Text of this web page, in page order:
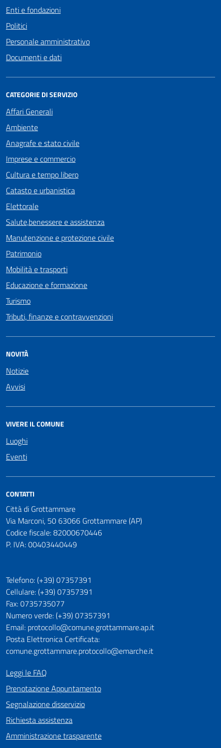
Enti e fondazioni
Politici
Personale amministrativo
Documenti e dati
CATEGORIE DI SERVIZIO
Affari Generali
Ambiente
Anagrafe e stato civile
Imprese e commercio
Cultura e tempo libero
Catasto e urbanistica
Elettorale
Salute,benessere e assistenza
Manutenzione e protezione civile
Patrimonio
Mobilità e trasporti
Educazione e formazione
Turismo
Tributi, finanze e contravvenzioni
NOVITÀ
Notizie
Avvisi
VIVERE IL COMUNE
Luoghi
Eventi
CONTATTI
Città di Grottammare
Via Marconi, 50 63066 Grottammare (AP)
Codice fiscale: 82000670446
P. IVA: 00403440449
Telefono: (+39) 07357391
Cellulare: (+39) 07357391
Fax: 0735735077
Numero verde: (+39) 07357391
Email: protocollo@comune.grottammare.ap.it
Posta Elettronica Certificata:
comune.grottammare.protocollo@emarche.it
Leggi le FAQ
Prenotazione Appuntamento
Segnalazione disservizio
Richiesta assistenza
Amministrazione trasparente